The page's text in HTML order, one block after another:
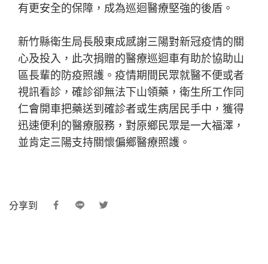
有更安全的保障，成為巡迴醫療堅強的後盾。
新竹縣衛生局長殷東成感謝三陽對新冠疫情的關
心及投入，此次捐贈的醫療巡迴車有助於協助山
區長輩的防疫照護。疫情期間民眾就醫不便或者
視訊看診，確診卻無法下山領藥，衛生所工作同
仁會開車把藥送到確診者或生病居民手中，獲得
迅速便利的醫療服務，對原鄉民眾是一大福澤，
並肯定三陽支持關懷偏鄉醫療照護。
分享到